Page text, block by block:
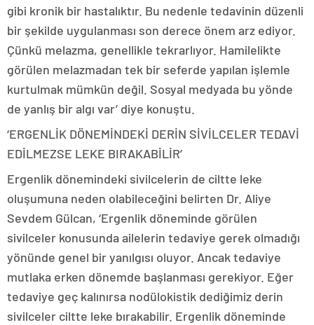
gibi kronik bir hastalıktır. Bu nedenle tedavinin düzenli
bir şekilde uygulanması son derece önem arz ediyor.
Çünkü melazma, genellikle tekrarlıyor. Hamilelikte
görülen melazmadan tek bir seferde yapılan işlemle
kurtulmak mümkün değil. Sosyal medyada bu yönde
de yanlış bir algı var’ diye konuştu.
‘ERGENLİK DÖNEMİNDEKİ DERİN SİVİLCELER TEDAVİ
EDİLMEZSE LEKE BIRAKABİLİR’
Ergenlik dönemindeki sivilcelerin de ciltte leke
oluşumuna neden olabileceğini belirten Dr. Aliye
Sevdem Gülcan, ‘Ergenlik döneminde görülen
sivilceler konusunda ailelerin tedaviye gerek olmadığı
yönünde genel bir yanılgısı oluyor. Ancak tedaviye
mutlaka erken dönemde başlanması gerekiyor. Eğer
tedaviye geç kalınırsa nodülokistik dediğimiz derin
sivilceler ciltte leke bırakabilir. Ergenlik döneminde